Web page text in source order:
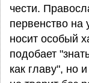
чести.
первенство на
носит особый
подобает
как главу", но